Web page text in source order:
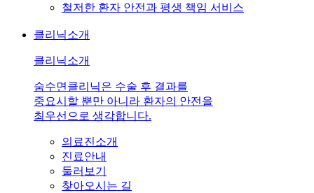
철저한 환자 안전과 평생 책임 서비스
클리닉소개
클리닉소개
숨수면클리닉은 수술 후 결과를
중요시할 뿐만 아니라 환자의 안전을
최우선으로 생각합니다.
의료진소개
진료안내
둘러보기
찾아오시는 길